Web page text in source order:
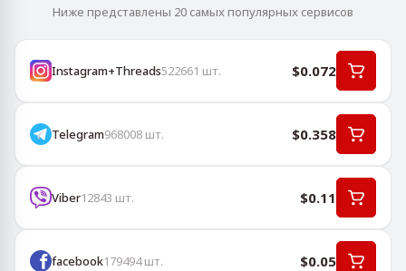
Ниже представлены 20 самых популярных сервисов
Instagram+Threads522661 шт. $0.072
Telegram968008 шт. $0.358
Viber12843 шт. $0.11
facebook179494шт. $0.05